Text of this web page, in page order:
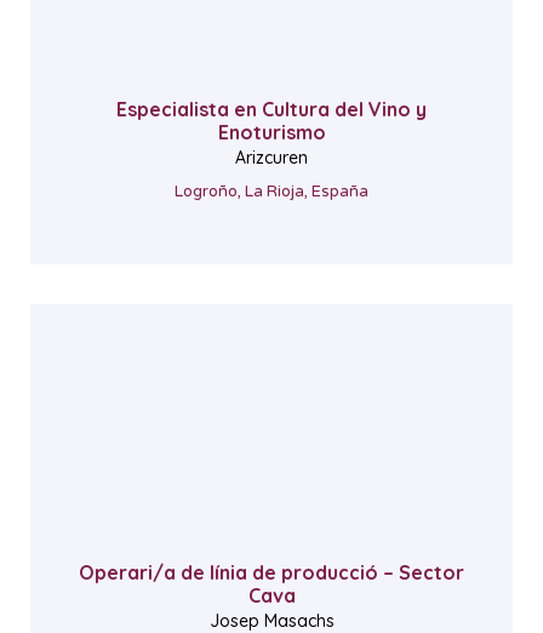
Especialista en Cultura del Vino y
Enoturismo
Arizcuren
Logroño, La Rioja, España
Operari/a de línia de producció – Sector
Cava
Josep Masachs